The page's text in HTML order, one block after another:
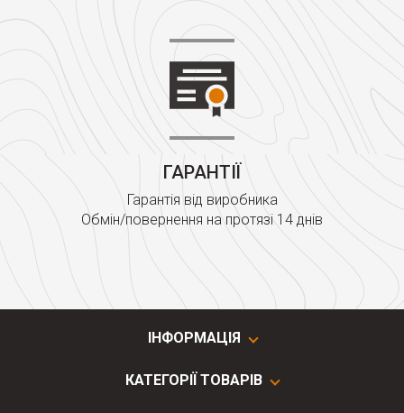
ГАРАНТІЇ
Гарантія від виробника
Обмін/повернення на протязі 14 днів
ІНФОРМАЦІЯ
КАТЕГОРІЇ ТОВАРІВ